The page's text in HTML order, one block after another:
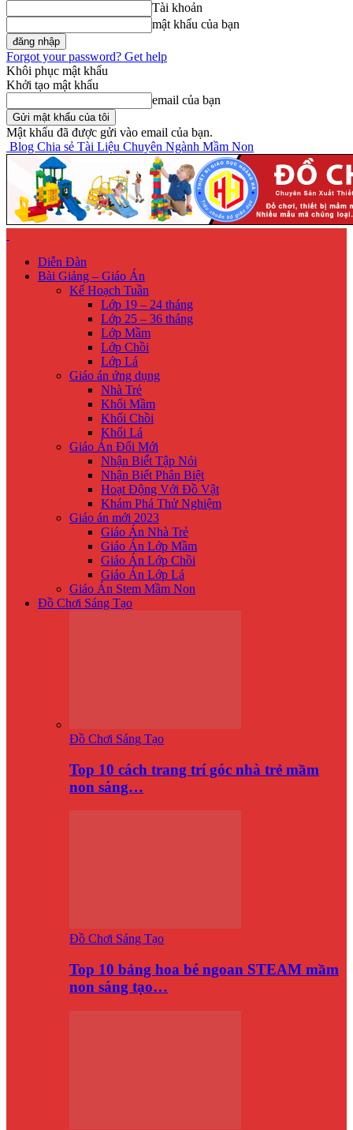
Tài khoản
mật khẩu của bạn
Forgot your password? Get help
Khôi phục mật khẩu
Khởi tạo mật khẩu
email của bạn
Mật khẩu đã được gửi vào email của bạn.
Blog Chia sẻ Tài Liệu Chuyên Ngành Mầm Non
Diễn Đàn
Bài Giảng – Giáo Án
Kế Hoạch Tuần
Lớp 19 – 24 tháng
Lớp 25 – 36 tháng
Lớp Mầm
Lớp Chồi
Lớp Lá
Giáo án ứng dụng
Nhà Trẻ
Khối Mầm
Khối Chồi
Khối Lá
Giáo Án Đổi Mới
Nhận Biế́t Tập Nói
Nhận Biết Phân Biệt
Hoạt Động Với Đồ Vật
Khám Phá Thử Nghiệm
Giáo án mới 2023
Giáo Án Nhà Trẻ
Giáo Án Lớp Mầm
Giáo Án Lớp Chồi
Giáo Án Lớp Lá
Giáo Án Stem Mầm Non
Đồ Chơi Sáng Tạo
Đồ Chơi Sáng Tạo
Top 10 cách trang trí góc nhà trẻ mầm
non sáng…
Đồ Chơi Sáng Tạo
Top 10 bảng hoa bé ngoan STEAM mầm
non sáng tạo…